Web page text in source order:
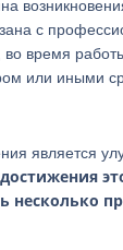
с
во время
или иными
является
несколько